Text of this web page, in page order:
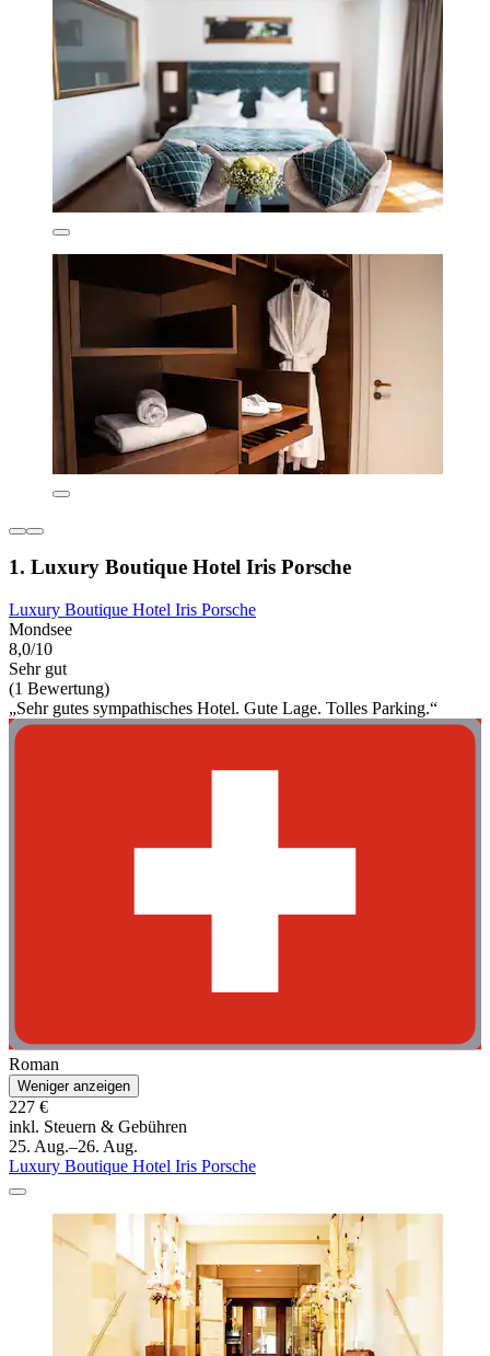
1. Luxury Boutique Hotel Iris Porsche
Luxury Boutique Hotel Iris Porsche
Mondsee
8,0/10
Sehr gut
(1 Bewertung)
„Sehr gutes sympathisches Hotel. Gute Lage. Tolles Parking.“
Roman
Weniger anzeigen
227 €
inkl. Steuern & Gebühren
25. Aug.–26. Aug.
Luxury Boutique Hotel Iris Porsche